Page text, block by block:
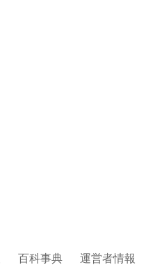
百科事典 運営者情報